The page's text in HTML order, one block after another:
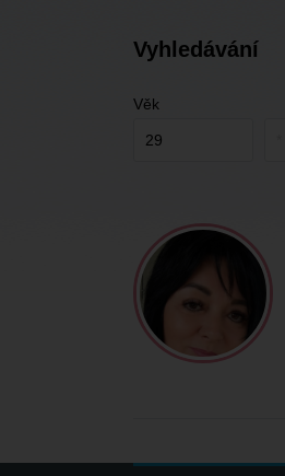
Vyhledávání
Věk